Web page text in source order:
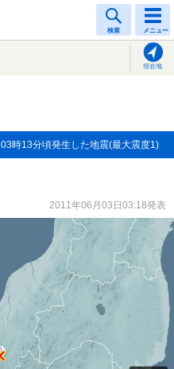
検索 メニュー
現在地
03時13分頃発生した地震(最大震度1)
2011年06月03日03:18発表